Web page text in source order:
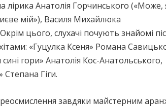
лірика Анатолія Горчинського («Може,
мій»), Василя Михайлюка
цього, слухачі почують знайомі
«Гуцулка Ксеня» Романа
гори» Анатолія Кос-Анатольського,
Гіги.
завдяки майстерним